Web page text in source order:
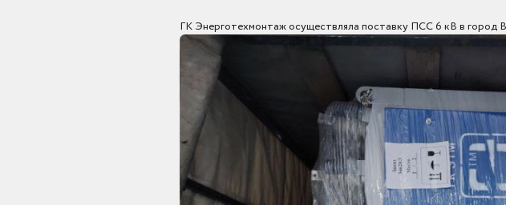
ГК Энерготехмонтаж осуществляла поставку ПСС 6 кВ в город